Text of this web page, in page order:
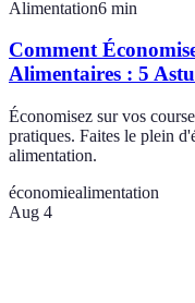
Alimentation6 min
Comment
Alimentaires : 5
Économisez sur vos
pratiques. Faites le plein
alimentation.
économiealimentation
Aug 4